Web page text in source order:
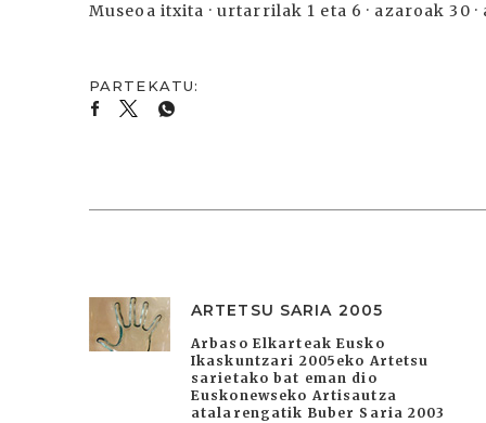
Museoa itxita · urtarrilak 1 eta 6 · azaroak 30 ·
ARTETSU SARIA 2005
Arbaso Elkarteak Eusko
Ikaskuntzari 2005eko Artetsu
sarietako bat eman dio
Euskonewseko Artisautza
atalarengatik Buber Saria 2003